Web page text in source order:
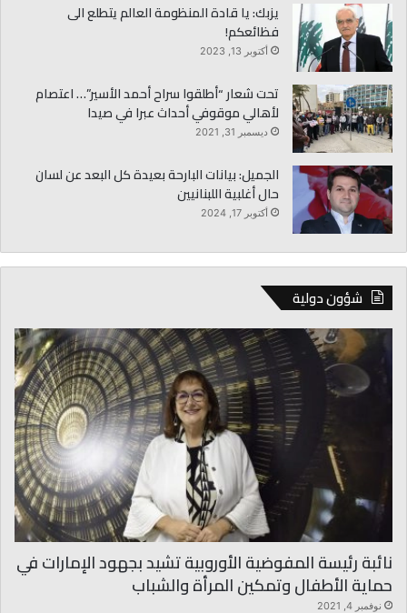
يزبك: يا قادة المنظومة العالم يتطلع الى
فظائعكم!
أكتوبر 13, 2023
تحت شعار “أطلقوا سراح أحمد الأسير”… اعتصام
لأهالي موقوفي أحداث عبرا في صيدا
ديسمبر 31, 2021
الجميل: بيانات البارحة بعيدة كل البعد عن لسان
حال أغلبية اللبنانيين
أكتوبر 17, 2024
شؤون دولية
نائبة رئيسة المفوضية الأوروبية تشيد بجهود الإمارات في
حماية الأطفال وتمكين المرأة والشباب
نوفمبر 4, 2021